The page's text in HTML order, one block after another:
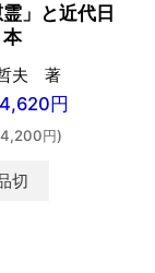
霊」と近代日
本
夫 著
4,620円
円)
切